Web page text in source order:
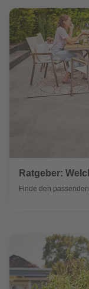
Ratgeber:
Finde den